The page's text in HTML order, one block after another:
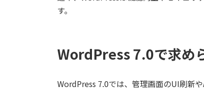
す。
WordPress 7.0で求め
WordPress 7.0では、管理画面のUI刷新